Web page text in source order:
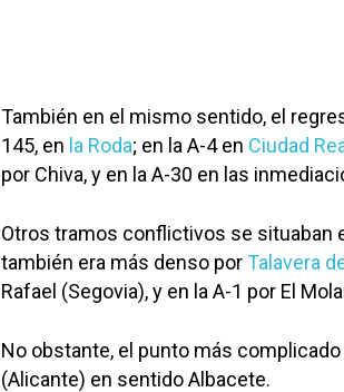
También en el mismo sentido, el
145, en la Roda; en la A-4 en Ciudad
por Chiva, y en la A-30 en las
Otros tramos conflictivos se situaban
también era más denso por Talavera
Rafael (Segovia), y en la A-1 por El
No obstante, el punto más
(Alicante) en sentido Albacete.